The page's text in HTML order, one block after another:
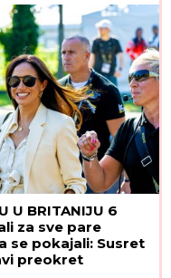
U BRITANIJU 6
za sve pare
se pokajali: Susret
preokret